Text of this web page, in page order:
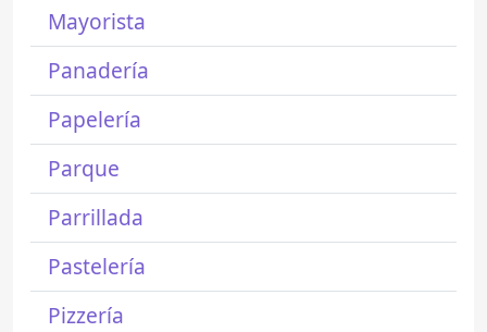
Mayorista
Panadería
Papelería
Parque
Parrillada
Pastelería
Pizzería